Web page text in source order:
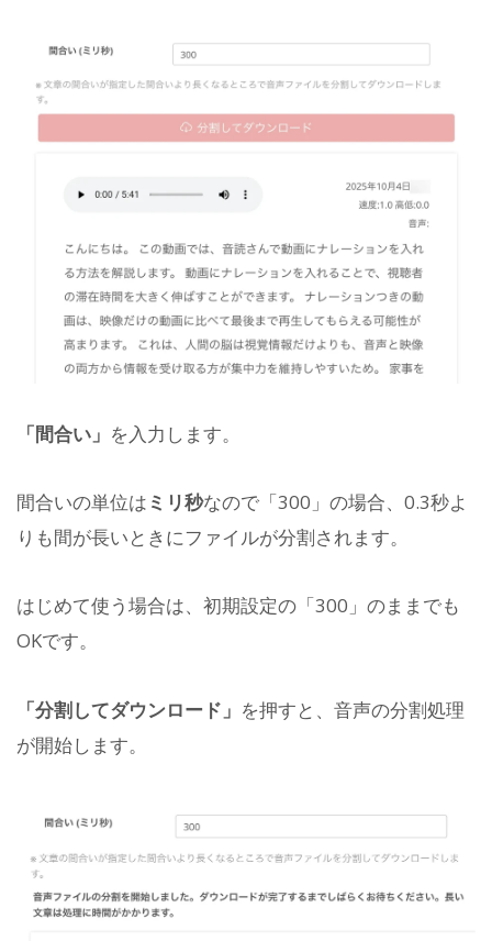
「間合い」 を入力します。
間合いの単位は ミリ秒なので「300」の場合、0.3秒よ
りも間が長いときにファイルが分割されます。
はじめて使う場合は、初期設定の「300」のままでも
OKです。
「分割してダウンロード」 を押すと、音声の分割処理
が開始します。